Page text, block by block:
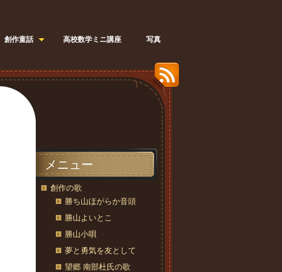
創作童話 高校数学ミニ講座 写真
メニュー
創作の歌
勝ち山ほがらか音頭
勝山よいとこ
勝山小唄
夢と勇気を友として
望郷 南部杜氏の歌